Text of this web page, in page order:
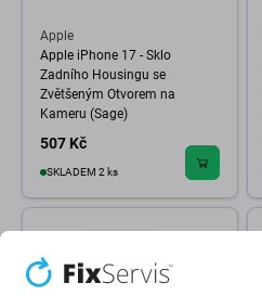
Apple
Apple iPhone 17 - Sklo
Zadního Housingu se
Zvětšeným Otvorem na
Kameru (Sage)
507 Kč
SKLADEM 2 ks